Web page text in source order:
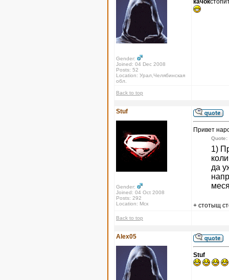
Gender:
Joined: 04 Dec 2008
Posts: 52
Location: Урал,Челябинская
обл.
качок
Back to top
Stuf
Gender:
Joined: 04 Oct 2008
Posts: 292
Location: Мск
Привет
Quote:
1)
да
+ стотыщ
Back to top
Alex05
Stuf